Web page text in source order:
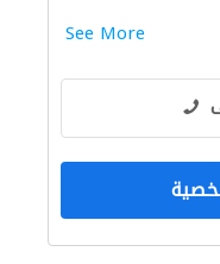
See More